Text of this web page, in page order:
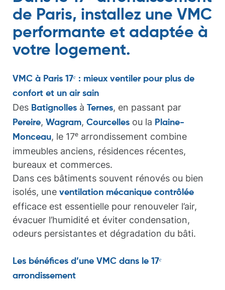
de Paris, installez une VMC
performante et adaptée à
votre logement.
VMC à Paris 17ᵉ : mieux ventiler pour plus de
confort et un air sain
Des Batignolles à Ternes, en passant par
Pereire, Wagram, Courcelles ou la Plaine-
Monceau, le 17ᵉ arrondissement combine
immeubles anciens, résidences récentes,
bureaux et commerces.
Dans ces bâtiments souvent rénovés ou bien
isolés, une ventilation mécanique contrôlée
efficace est essentielle pour renouveler l’air,
évacuer l’humidité et éviter condensation,
odeurs persistantes et dégradation du bâti.
Les bénéfices d’une VMC dans le 17ᵉ
arrondissement